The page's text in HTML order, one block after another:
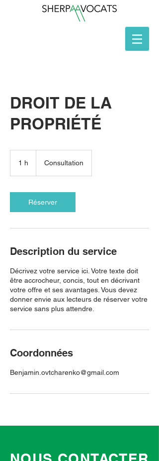
DROIT DE LA
PROPRIÉTÉ
1 h Consultation
Réserver
Description du service
Décrivez votre service ici. Votre texte doit
être accrocheur, concis, tout en décrivant
votre offre et ses avantages. Vous devez
donner envie aux lecteurs de réserver votre
service sans plus attendre.
Coordonnées
Benjamin.ovtcharenko@gmail.com